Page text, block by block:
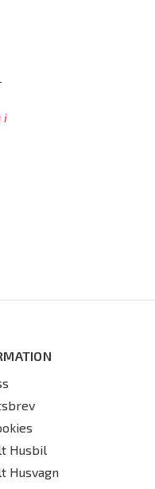
i
Husbil
Husvagn